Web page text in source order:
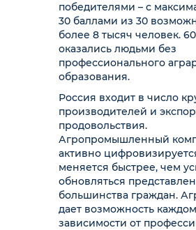
победителями – с
30 баллами из 30
более 8 тысяч человек.
оказались людьми без
профессионального
образования.
Россия входит в число
производителей и
продовольствия.
Агропромышленный
активно
меняется быстрее, чем
обновляться
большинства граждан.
дает возможность
зависимости от